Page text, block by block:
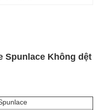
Spunlace Không dệt